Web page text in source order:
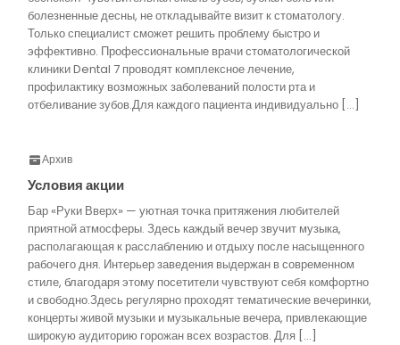
болезненные десны, не откладывайте визит к стоматологу.
Только специалист сможет решить проблему быстро и
эффективно. Профессиональные врачи стоматологической
клиники Dental 7 проводят комплексное лечение,
профилактику возможных заболеваний полости рта и
отбеливание зубов.Для каждого пациента индивидуально […]
Архив
Условия акции
Бар «Руки Вверх» — уютная точка притяжения любителей
приятной атмосферы. Здесь каждый вечер звучит музыка,
располагающая к расслаблению и отдыху после насыщенного
рабочего дня. Интерьер заведения выдержан в современном
стиле, благодаря этому посетители чувствуют себя комфортно
и свободно.Здесь регулярно проходят тематические вечеринки,
концерты живой музыки и музыкальные вечера, привлекающие
широкую аудиторию горожан всех возрастов. Для […]